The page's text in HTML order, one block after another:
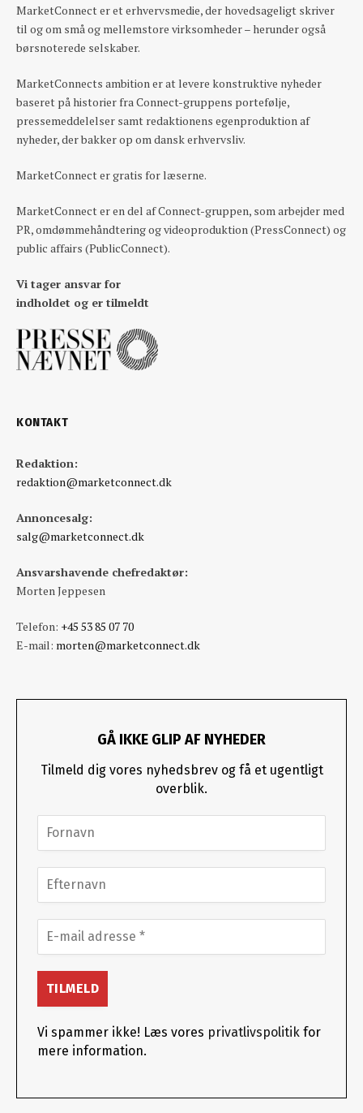
MarketConnect er et erhvervsmedie, der hovedsageligt skriver
til og om små og mellemstore virksomheder – herunder også
børsnoterede selskaber.
MarketConnects ambition er at levere konstruktive nyheder
baseret på historier fra Connect-gruppens portefølje,
pressemeddelelser samt redaktionens egenproduktion af
nyheder, der bakker op om dansk erhvervsliv.
MarketConnect er gratis for læserne.
MarketConnect er en del af Connect-gruppen, som arbejder med
PR, omdømmehåndtering og videoproduktion (PressConnect) og
public affairs (PublicConnect).
Vi tager ansvar for
indholdet og er tilmeldt
KONTAKT
Redaktion:
redaktion@marketconnect.dk
Annoncesalg:
salg@marketconnect.dk
Ansvarshavende chefredaktør:
Morten Jeppesen
Telefon: +45 53 85 07 70
E-mail: morten@marketconnect.dk
GÅ IKKE GLIP AF NYHEDER
Tilmeld dig vores nyhedsbrev og få et ugentligt
overblik.
Vi spammer ikke! Læs vores privatlivspolitik for
mere information.